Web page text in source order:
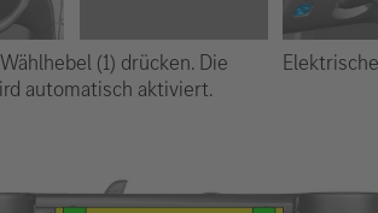
(1) drücken. Die
automatisch aktiviert.